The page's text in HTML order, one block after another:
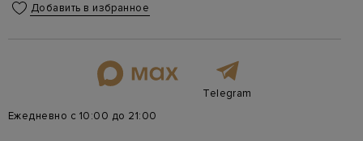
Добавить в избранное
Telegram
Ежедневно с 10:00 до 21:00